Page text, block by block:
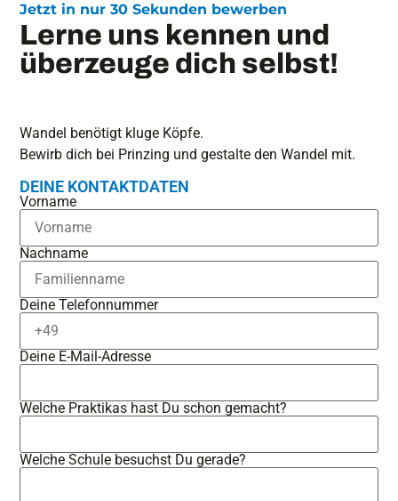
Jetzt in nur 30 Sekunden bewerben
Lerne uns kennen und
überzeuge dich selbst!
Wandel benötigt kluge Köpfe.
Bewirb dich bei Prinzing und gestalte den Wandel mit.
DEINE KONTAKTDATEN
Vorname
Nachname
Deine Telefonnummer
Deine E-Mail-Adresse
Welche Praktikas hast Du schon gemacht?
Welche Schule besuchst Du gerade?